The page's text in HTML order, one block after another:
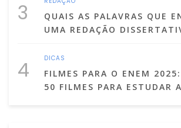
3
QUAIS AS PALAVRAS QUE
UMA REDAÇÃO
4 DICAS
FILMES PARA O ENEM
50 FILMES PARA ESTUDAR